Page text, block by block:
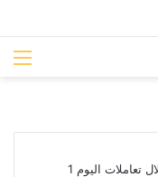
انخفاض أسعار الذهب خلال تعاملات اليوم 1